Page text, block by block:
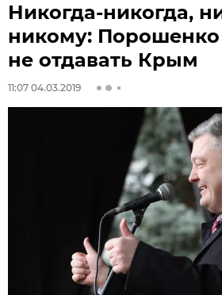
Никогда-никогда,
никому:
не отдавать Крым
11:07 04.03.2019